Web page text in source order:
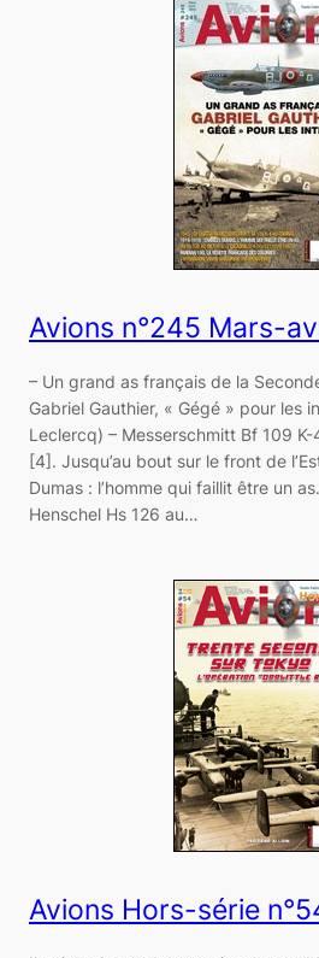
Avions n°245 Mars-
– Un grand as français de la
Gabriel Gauthier, « Gégé » pour les
Leclercq) – Messerschmitt Bf 109
[4]. Jusqu’au bout sur le front de
Dumas : l’homme qui faillit être un
Henschel Hs 126 au…
Avions Hors-série